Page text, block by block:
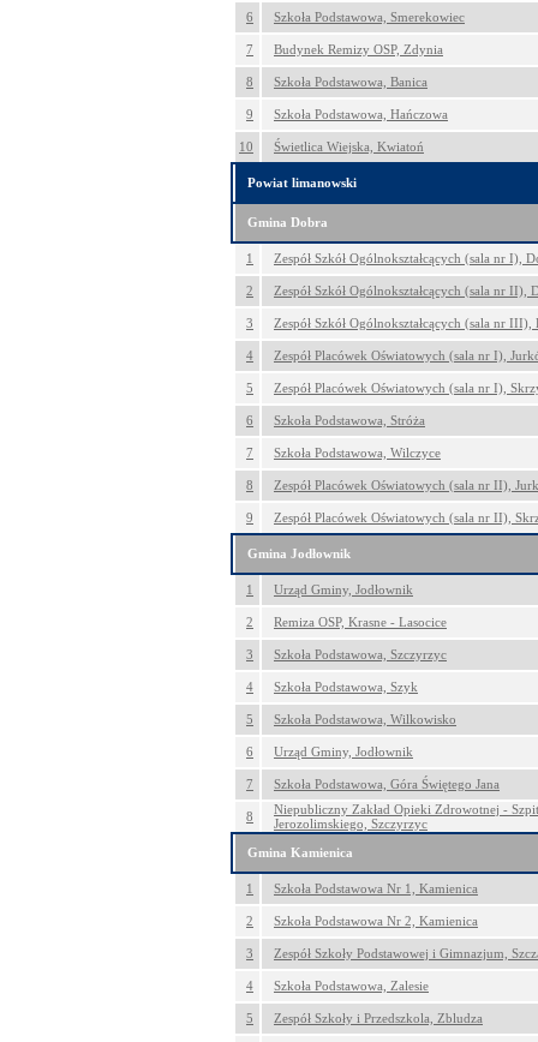
6 Szkoła Podstawowa, Smerekowiec
7 Budynek Remizy OSP, Zdynia
8 Szkoła Podstawowa, Banica
9 Szkoła Podstawowa, Hańczowa
10 Świetlica Wiejska, Kwiatoń
Powiat limanowski
Gmina Dobra
1 Zespół Szkół Ogólnokształcących (sala nr I),
2 Zespół Szkół Ogólnokształcących (sala nr II),
3 Zespół Szkół Ogólnokształcących (sala nr III),
4 Zespół Placówek Oświatowych (sala nr I),
5 Zespół Placówek Oświatowych (sala nr I),
6 Szkoła Podstawowa, Stróża
7 Szkoła Podstawowa, Wilczyce
8 Zespół Placówek Oświatowych (sala nr II),
9 Zespół Placówek Oświatowych (sala nr II),
Gmina Jodłownik
1 Urząd Gminy, Jodłownik
2 Remiza OSP, Krasne - Lasocice
3 Szkoła Podstawowa, Szczyrzyc
4 Szkoła Podstawowa, Szyk
5 Szkoła Podstawowa, Wilkowisko
6 Urząd Gminy, Jodłownik
7 Szkoła Podstawowa, Góra Świętego Jana
8
Niepubliczny Zakład Opieki Zdrowotnej -
Jerozolimskiego, Szczyrzyc
Gmina Kamienica
1 Szkoła Podstawowa Nr 1, Kamienica
2 Szkoła Podstawowa Nr 2, Kamienica
3 Zespół Szkoły Podstawowej i Gimnazjum,
4 Szkoła Podstawowa, Zalesie
5 Zespół Szkoły i Przedszkola, Zbludza